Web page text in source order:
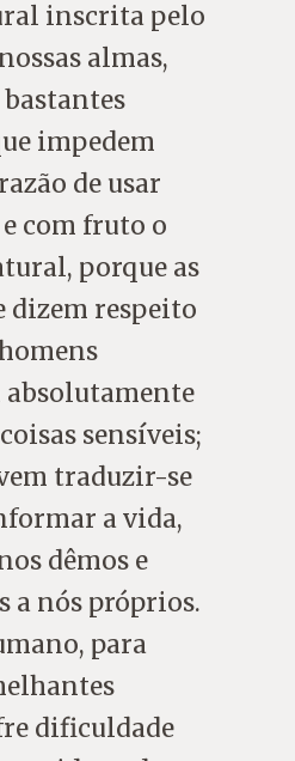
inscrita pelo
almas,
impedem
de usar
com fruto o
porque as
dizem respeito
absolutamente
sensíveis;
traduzir-se
a vida,
dêmos e
a nós próprios.
para
dificuldade